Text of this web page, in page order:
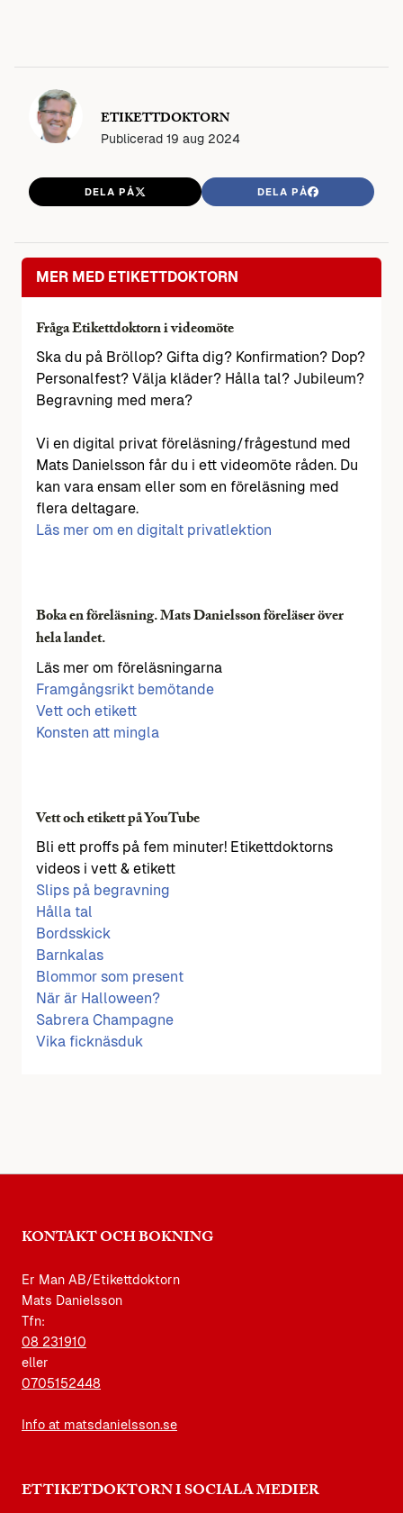
ETIKETTDOKTORN
Publicerad 19 aug 2024
DELA PÅ DELA PÅ
MER MED ETIKETTDOKTORN
Fråga Etikettdoktorn i videomöte
Ska du på Bröllop? Gifta dig? Konfirmation? Dop?
Personalfest? Välja kläder? Hålla tal? Jubileum?
Begravning med mera?
Vi en digital privat föreläsning/frågestund med
Mats Danielsson får du i ett videomöte råden. Du
kan vara ensam eller som en föreläsning med
flera deltagare.
Läs mer om en digitalt privatlektion
Boka en föreläsning. Mats Danielsson föreläser över
hela landet.
Läs mer om föreläsningarna
Framgångsrikt bemötande
Vett och etikett
Konsten att mingla
Vett och etikett på YouTube
Bli ett proffs på fem minuter! Etikettdoktorns
videos i vett & etikett
Slips på begravning
Hålla tal
Bordsskick
Barnkalas
Blommor som present
När är Halloween?
Sabrera Champagne
Vika ficknäsduk
KONTAKT OCH BOKNING
Er Man AB/Etikettdoktorn
Mats Danielsson
Tfn:
08 231910
eller
0705152448
Info at matsdanielsson.se
ETTIKETDOKTORN I SOCIALA MEDIER